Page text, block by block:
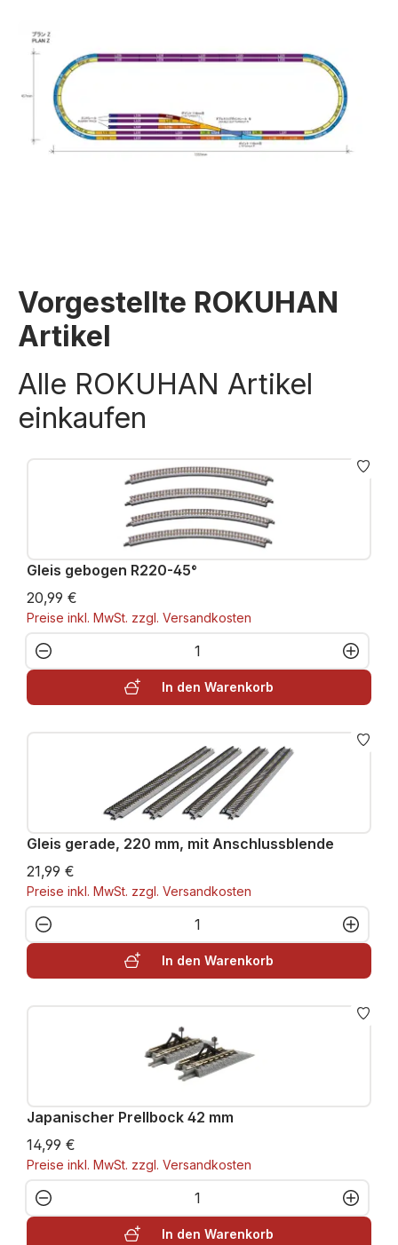
Vorgestellte ROKUHAN
Artikel
Alle ROKUHAN Artikel
einkaufen
Gleis gebogen R220-45°
20,99 €
Preise inkl. MwSt. zzgl. Versandkosten
Produkt Anzahl: Gib den
In den Warenkorb
Gleis gerade, 220 mm, mit Anschlussblende
21,99 €
Preise inkl. MwSt. zzgl. Versandkosten
Produkt Anzahl: Gib den
In den Warenkorb
Japanischer Prellbock 42 mm
14,99 €
Preise inkl. MwSt. zzgl. Versandkosten
Produkt Anzahl: Gib den
In den Warenkorb